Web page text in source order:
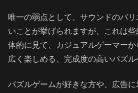
唯一の弱点として、サウンドのバ
いことが挙げられますが、これは
体的に見て、カジュアルゲーマー
広く楽しめる、完成度の高いパズル
パズルゲームが好きな方や、広告に